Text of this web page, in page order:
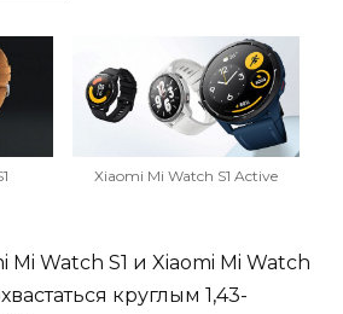
Xiaomi Mi Watch S1 Active
Watch S1 и Xiaomi Mi Watch
круглым 1,43-